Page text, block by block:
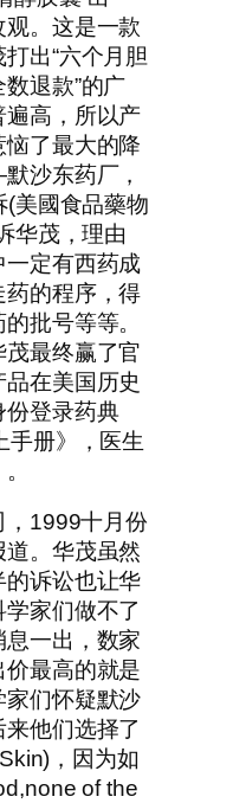
。这是一款
出“六个月胆
退款”的广
高，所以产
了最大的降
沙东药厂，
美國食品藥物
华茂，理由
一定有西药成
的程序，得
批号等等。
最终赢了官
在美国历史
份登录药典
手册》，医生
，1999十月份
。华茂虽然
的诉讼也让华
家们做不了
一出，数家
最高的就是
们怀疑默沙
他们选择了
，因为如
of the